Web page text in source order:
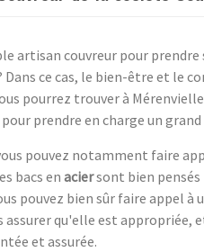
artisan couvreur pour
ce cas, le bien-être et le
pourrez trouver à
prendre en charge un
pouvez notamment faire
bacs en aciersont bien
pouvez bien sûr faire appel
assurer qu'elle est appropriée,
et assurée.